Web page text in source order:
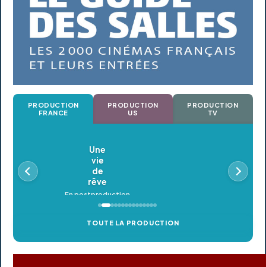
PRODUCTION
FRANCE
PRODUCTION
US
PRODUCTION
TV
Oldeupe
En postproduction
TOUTE LA PRODUCTION